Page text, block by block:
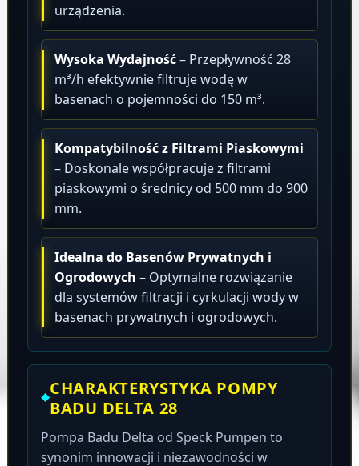
urządzenia.
Wysoka Wydajność– Przepływność 28
m³/h efektywnie filtruje wodę w
basenach o pojemności do 150 m³.
Kompatybilność z Filtrami Piaskowymi
– Doskonale współpracuje z filtrami
piaskowymi o średnicy od 500 mm do 900
mm.
Idealna do Basenów Prywatnych i
Ogrodowych – Optymalne rozwiązanie
dla systemów filtracji i cyrkulacji wody w
basenach prywatnych i ogrodowych.
CHARAKTERYSTYKA POMPY
BADU DELTA 28
Pompa Badu Delta od Speck Pumpen to
synonim innowacji i niezawodności w